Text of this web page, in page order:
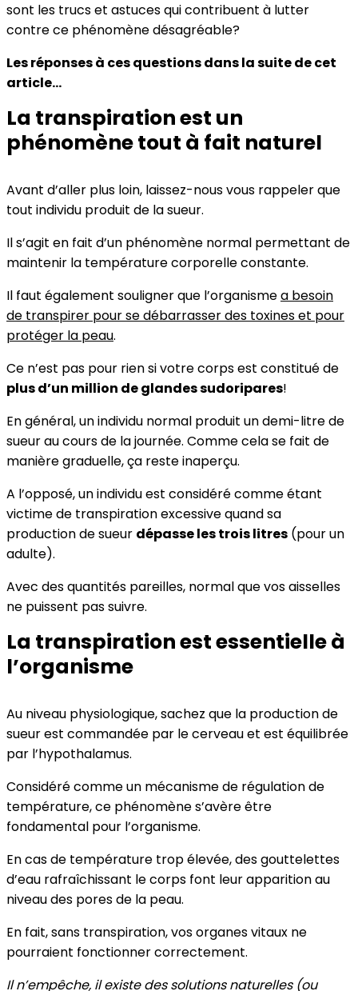
sont les trucs et astuces qui contribuent à lutter
contre ce phénomène désagréable?
Les réponses à ces questions dans la suite de cet
article…
La transpiration est un
phénomène tout à fait naturel
Avant d’aller plus loin, laissez-nous vous rappeler que
tout individu produit de la sueur.
Il s’agit en fait d’un phénomène normal permettant de
maintenir la température corporelle constante.
Il faut également souligner que l’organismea besoin
de transpirer pour se débarrasser des toxines et pour
protéger la peau.
Ce n’est pas pour rien si votre corps est constitué de
plus d’un million de glandes sudoripares!
En général, un individu normal produit un demi-litre de
sueur au cours de la journée. Comme cela se fait de
manière graduelle, ça reste inaperçu.
A l’opposé, un individu est considéré comme étant
victime de transpiration excessive quand sa
production de sueur dépasse les trois litres (pour un
adulte).
Avec des quantités pareilles, normal que vos aisselles
ne puissent pas suivre.
La transpiration est essentielle à
l’organisme
Au niveau physiologique, sachez que la production de
sueur est commandée par le cerveau et est équilibrée
par l’hypothalamus.
Considéré comme un mécanisme de régulation de
température, ce phénomène s’avère être
fondamental pour l’organisme.
En cas de température trop élevée, des gouttelettes
d’eau rafraîchissant le corps font leur apparition au
niveau des pores de la peau.
En fait, sans transpiration, vos organes vitaux ne
pourraient fonctionner correctement.
Il n’empêche, il existe des solutions naturelles (ou